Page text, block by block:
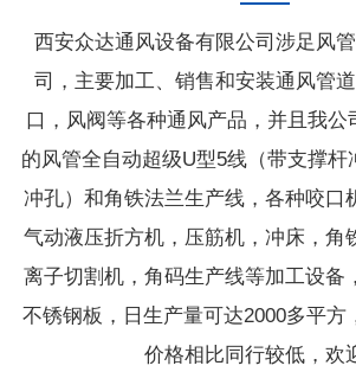
西安众达通风设备有限公司涉足风
司，主要加工、销售和安装通风管
口，风阀等各种通风产品，并且我
的风管全自动超级U型5线（带支撑杆
冲孔）和角铁法兰生产线，各种咬口
气动液压折方机，压筋机，冲床，角
离子切割机，角码生产线等加工设备
不锈钢板，日生产量可达2000多平方
价格相比同行较低，欢